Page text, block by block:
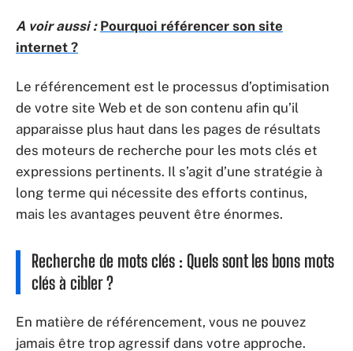
A voir aussi : Pourquoi référencer son site
internet ?
Le référencement est le processus d’optimisation
de votre site Web et de son contenu afin qu’il
apparaisse plus haut dans les pages de résultats
des moteurs de recherche pour les mots clés et
expressions pertinents. Il s’agit d’une stratégie à
long terme qui nécessite des efforts continus,
mais les avantages peuvent être énormes.
Recherche de mots clés : Quels sont les bons mots
clés à cibler ?
En matière de référencement, vous ne pouvez
jamais être trop agressif dans votre approche.